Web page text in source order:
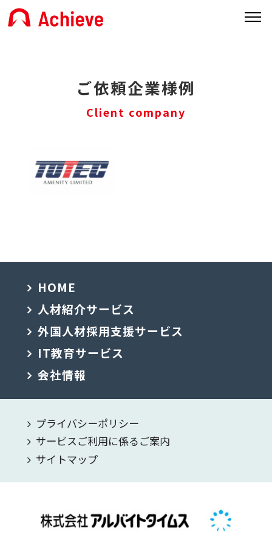
ご依頼企業様例
Client company
HOME
人材紹介サービス
外国人材採用支援サービス
IT教育サービス
会社情報
プライバシーポリシー
サービスご利用に係るご案内
サイトマップ